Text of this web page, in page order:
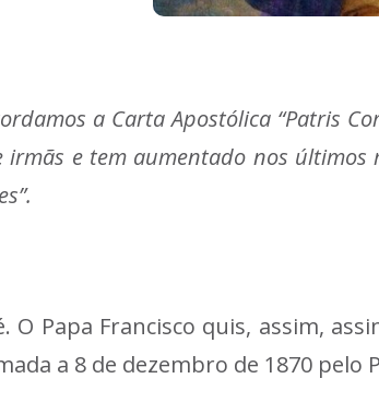
a Carta Apostólica “Patris
e tem aumentado nos últimos
O Papa Francisco quis, assim,
a 8 de dezembro de 1870 pelo